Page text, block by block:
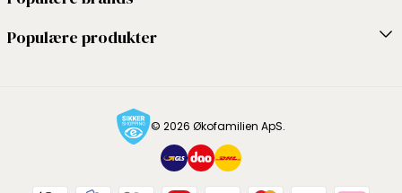
Populære produkter
© 2026 Økofamilien ApS.